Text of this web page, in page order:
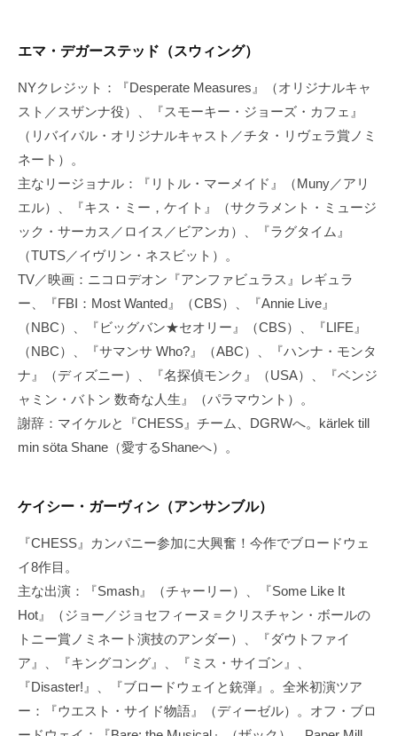
エマ・デガーステッド（スウィング）
NYクレジット：『Desperate Measures』（オリジナルキャ
スト／スザンナ役）、『スモーキー・ジョーズ・カフェ』
（リバイバル・オリジナルキャスト／チタ・リヴェラ賞ノミ
ネート）。
主なリージョナル：『リトル・マーメイド』（Muny／アリ
エル）、『キス・ミー，ケイト』（サクラメント・ミュージ
ック・サーカス／ロイス／ビアンカ）、『ラグタイム』
（TUTS／イヴリン・ネスビット）。
TV／映画：ニコロデオン『アンファビュラス』レギュラ
ー、『FBI：Most Wanted』（CBS）、『Annie Live』
（NBC）、『ビッグバン★セオリー』（CBS）、『LIFE』
（NBC）、『サマンサ Who?』（ABC）、『ハンナ・モンタ
ナ』（ディズニー）、『名探偵モンク』（USA）、『ベンジ
ャミン・バトン 数奇な人生』（パラマウント）。
謝辞：マイケルと『CHESS』チーム、DGRWへ。kärlek till
min söta Shane（愛するShaneへ）。
ケイシー・ガーヴィン（アンサンブル）
『CHESS』カンパニー参加に大興奮！今作でブロードウェ
イ8作目。
主な出演：『Smash』（チャーリー）、『Some Like It
Hot』（ジョー／ジョセフィーヌ＝クリスチャン・ボールの
トニー賞ノミネート演技のアンダー）、『ダウトファイ
ア』、『キングコング』、『ミス・サイゴン』、
『Disaster!』、『ブロードウェイと銃弾』。全米初演ツア
ー：『ウエスト・サイド物語』（ディーゼル）。オフ・ブロ